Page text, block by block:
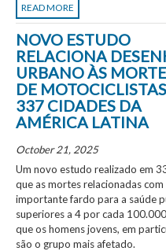
READ MORE
NOVO ESTUDO
RELACIONA
URBANO ÀS
DE
337 CIDADES DA
AMÉRICA LATINA
October 21, 2025
Um novo estudo realizado em
que as mortes relacionadas
importante fardo para a saúde
superiores a 4 por cada
que os homens jovens, em
são o grupo mais afetado.